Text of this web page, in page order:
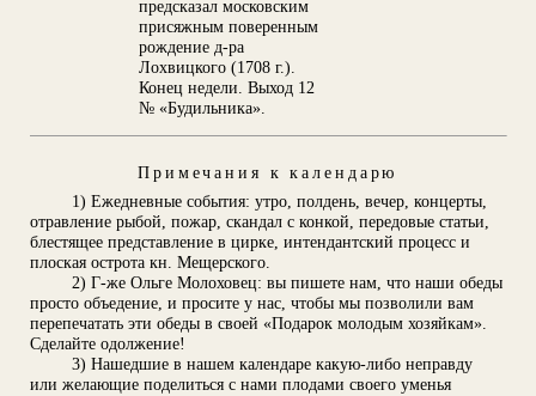
предсказал московским
присяжным поверенным
рождение д-ра
Лохвицкого (1708 г.).
Конец недели. Выход 12
№ «Будильника».
Примечания к календарю
1) Ежедневные события: утро, полдень, вечер, концерты,
отравление рыбой, пожар, скандал с конкой, передовые статьи,
блестящее представление в цирке, интендантский процесс и
плоская острота кн. Мещерского.
2) Г-же Ольге Молоховец: вы пишете нам, что наши обеды
просто объедение, и просите у нас, чтобы мы позволили вам
перепечатать эти обеды в своей «Подарок молодым хозяйкам».
Сделайте одолжение!
3) Нашедшие в нашем календаре какую-либо неправду
или желающие поделиться с нами плодами своего уменья